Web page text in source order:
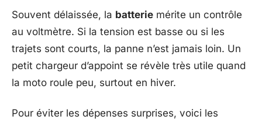
Souvent délaissée, la batterie mérite un contrôle
au voltmètre. Si la tension est basse ou si les
trajets sont courts, la panne n’est jamais loin. Un
petit chargeur d’appoint se révèle très utile quand
la moto roule peu, surtout en hiver.
Pour éviter les dépenses surprises, voici les